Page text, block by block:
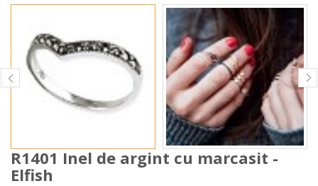
R1401 Inel de argint cu marcasit -
Elfish